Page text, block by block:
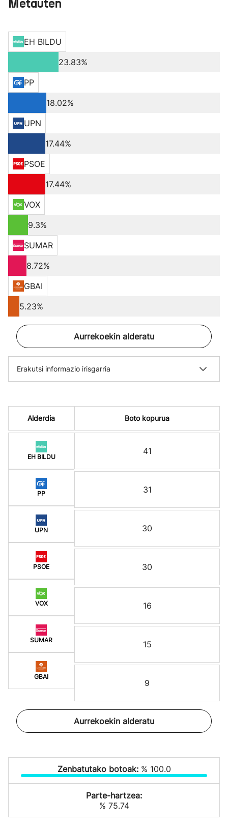
Metauten
EH BILDU
23.83%
PP
18.02%
UPN
17.44%
PSOE
17.44%
VOX
9.3%
SUMAR
8.72%
GBAI
5.23%
Aurrekoekin alderatu
Erakutsi informazio irisgarria
Alderdia
EH BILDU
PP
UPN
PSOE
VOX
SUMAR
GBAI
Boto kopurua
41
31
30
30
16
15
9
Aurrekoekin alderatu
Zenbatutako botoak: % 100.0
Parte-hartzea:
% 75.74